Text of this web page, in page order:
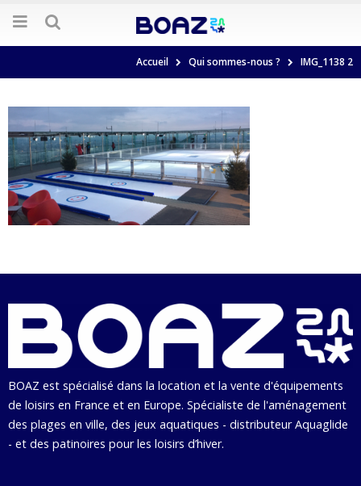
Accueil Qui sommes-nous ? IMG_1138 2
BOAZ est spécialisé dans la location et la vente d'équipements
de loisirs en France et en Europe. Spécialiste de l'aménagement
des plages en ville, des jeux aquatiques - distributeur Aquaglide
- et des patinoires pour les loisirs d’hiver.